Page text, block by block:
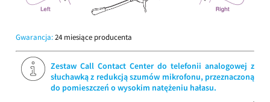
Gwarancja:24 miesiące producenta
Zestaw Call Contact Center do telefonii analogowej z
słuchawką z redukcją szumów mikrofonu, przeznaczoną
do pomieszczeń o wysokim natężeniu hałasu.